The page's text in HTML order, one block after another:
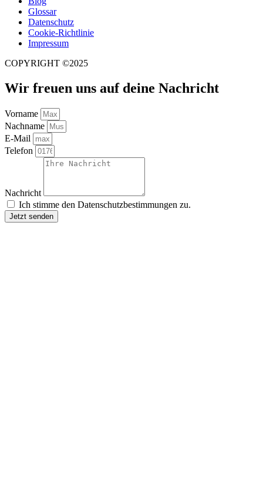
Glossar
Datenschutz
Cookie-Richtlinie
Impressum
COPYRIGHT ©2025
Wir freuen uns auf deine Nachricht
Vorname
Nachname
E-Mail
Telefon
Nachricht
Ich stimme den Datenschutzbestimmungen zu.
Jetzt senden